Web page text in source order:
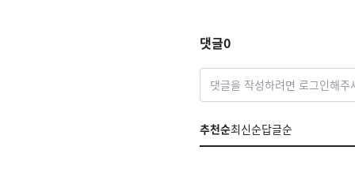
댓글0
댓글을 작성하려면 로그인해주
추천순최신순답글순